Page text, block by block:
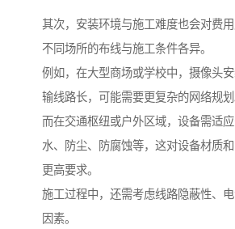
其次，安装环境与施工难度也会对费用
不同场所的布线与施工条件各异。
例如，在大型商场或学校中，摄像头
输线路长，可能需要更复杂的网络规划
而在交通枢纽或户外区域，设备需适
水、防尘、防腐蚀等，这对设备材质
更高要求。
施工过程中，还需考虑线路隐蔽性、
因素。